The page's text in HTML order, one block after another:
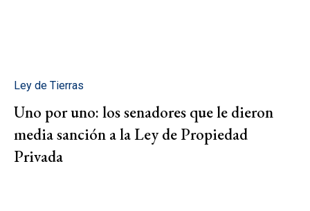
Ley de Tierras
Uno por uno: los senadores que le dieron
media sanción a la Ley de Propiedad
Privada